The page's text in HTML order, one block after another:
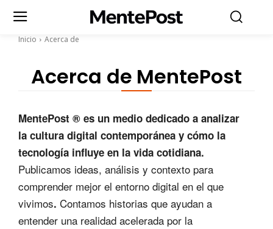
Inicio Acerca de
Acerca de MentePost
MentePost ® es un medio dedicado a analizar
la cultura digital contemporánea y cómo la
tecnología influye en la vida cotidiana.
Publicamos ideas, análisis y contexto para
comprender mejor el entorno digital en el que
vivimos. Contamos historias que ayudan a
entender una realidad acelerada por la